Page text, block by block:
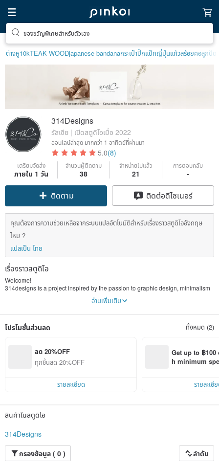
ของขวัญพิเศษสำหรับตัวเอง
ต่างหู10kTEAK WOODjapanese bandanaกระเป๋าปิ๊กแป๊กญี่ปุ่นแก้วสร้อยคอลูกปัด
314Designs
รัสเซีย | เปิดสตูดิโอเมื่อ 2022
ออนไลน์ล่าสุด มากกว่า 1 อาทิตย์ที่ผ่านมา
5.0(8)
เตรียมจัดส่ง
ภายใน 1 วัน
จำนวนผู้ติดตาม
38
จำหน่ายไปแล้ว
21
การตอบกลับ
-
ติดตาม ติดต่อดีไซเนอร์
คุณต้องการความช่วยเหลือจากระบบแปลอัตโนมัติสำหรับเรื่องราวสตูดิโออังกฤษ
ไหม ?
แปลเป็น ไทย
เรื่องราวสตูดิโอ
Welcome!
314designs is a project inspired by the passion to graphic design, minimalism
We create the canva and InDesign templates for couches, visual assistants,
อ่านเพิ่มเติม
โปรโมชั่นส่วนลด ทั้งหมด (2)
ลด 20%OFF
ทุกชิ้นลด 20%OFF
รายละเอียด
Get up to ฿
h minimum
รายละเอี
สินค้าในสตูดิโอ
314Designs
กรองข้อมูล ( 0 )
ลำดับ